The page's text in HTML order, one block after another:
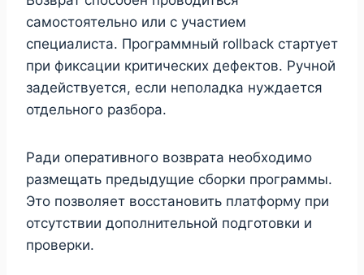
самостоятельно или с участием
специалиста. Программный rollback стартует
при фиксации критических дефектов. Ручной
задействуется, если неполадка нуждается
отдельного разбора.
Ради оперативного возврата необходимо
размещать предыдущие сборки программы.
Это позволяет восстановить платформу при
отсутствии дополнительной подготовки и
проверки.